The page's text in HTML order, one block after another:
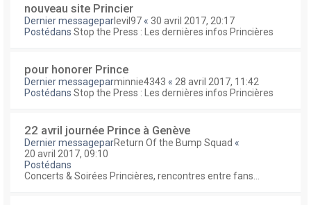
nouveau site Princier
Dernier messageparlevil97 « 30 avril 2017, 20:17
Postédans Stop the Press : Les dernières infos Princières
pour honorer Prince
Dernier messageparminnie4343 « 28 avril 2017, 11:42
Postédans Stop the Press : Les dernières infos Princières
22 avril journée Prince à Genève
Dernier messageparReturn Of the Bump Squad «
20 avril 2017, 09:10
Postédans
Concerts & Soirées Princières, rencontres entre fans...